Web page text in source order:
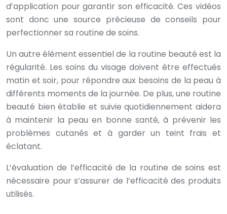
d’application pour garantir son efficacité. Ces vidéos
sont donc une source précieuse de conseils pour
perfectionner sa routine de soins.
Un autre élément essentiel de la routine beauté est la
régularité. Les soins du visage doivent être effectués
matin et soir, pour répondre aux besoins de la peau à
différents moments de la journée. De plus, une routine
beauté bien établie et suivie quotidiennement aidera
à maintenir la peau en bonne santé, à prévenir les
problèmes cutanés et à garder un teint frais et
éclatant.
L’évaluation de l’efficacité de la routine de soins est
nécessaire pour s’assurer de l’efficacité des produits
utilisés.